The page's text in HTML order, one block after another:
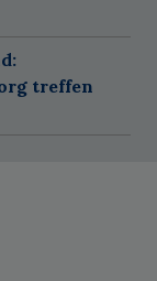
treffen